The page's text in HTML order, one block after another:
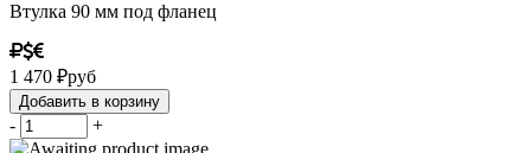
Втулка 90 мм под фланец
1 470 ₽руб
Добавить в корзину
- +